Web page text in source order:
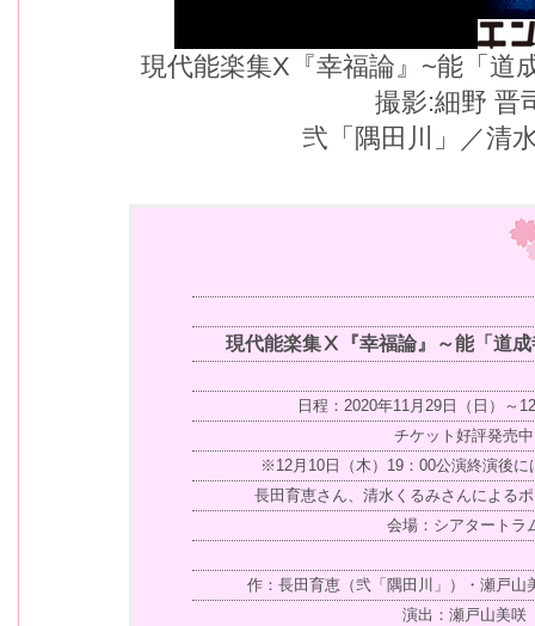
現代能楽集X『幸福論』~能「道
撮影:細野 晋
弐「隅田川」／清
現代能楽集Ⅹ『幸福論』～能「道
日程：2020年11月29日（日）～
チケット好評発売中
※12月10日（木）19：00公演終演後に
長田育恵さん、清水くるみさんによる
会場：シアタートラ
作：長田育恵（弐「隅田川」）・瀬戸山
演出：瀬戸山美咲